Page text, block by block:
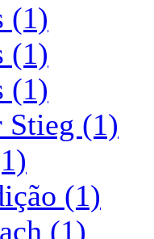
(1)
(1)
(1)
Stieg (1)
(1)
(1)